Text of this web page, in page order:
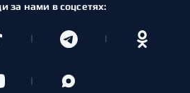
за нами в соцсетях: